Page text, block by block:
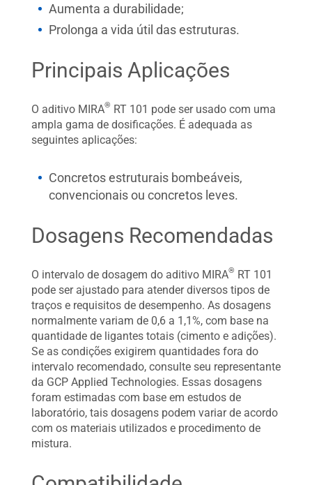
Aumenta a durabilidade;
Prolonga a vida útil das estruturas.
Principais Aplicações
O aditivo MIRA® RT 101 pode ser usado com uma
ampla gama de dosificações. É adequada as
seguintes aplicações:
Concretos estruturais bombeáveis,
convencionais ou concretos leves.
Dosagens Recomendadas
O intervalo de dosagem do aditivo MIRA® RT 101
pode ser ajustado para atender diversos tipos de
traços e requisitos de desempenho. As dosagens
normalmente variam de 0,6 a 1,1%, com base na
quantidade de ligantes totais (cimento e adições).
Se as condições exigirem quantidades fora do
intervalo recomendado, consulte seu representante
da GCP Applied Technologies. Essas dosagens
foram estimadas com base em estudos de
laboratório, tais dosagens podem variar de acordo
com os materiais utilizados e procedimento de
mistura.